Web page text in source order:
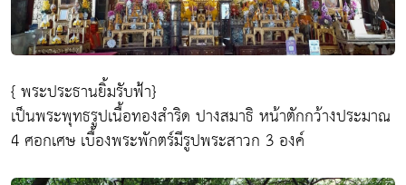
{ พระประธานยิ้มรับฟ้า}
เป็นพระพุทธรูปเนื้อทองสำริด ปางสมาธิ หน้าตักกว้างประมาณ
4 ศอกเศษ เบื้องพระพักตร์มีรูปพระสาวก 3 องค์